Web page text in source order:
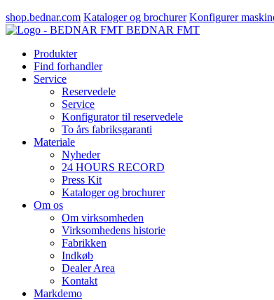
shop.bednar.com Kataloger og brochurer Konfigurer
BEDNAR FMT
Produkter
Find forhandler
Service
Reservedele
Service
Konfigurator til reservedele
To års fabriksgaranti
Materiale
Nyheder
24 HOURS RECORD
Press Kit
Kataloger og brochurer
Om os
Om virksomheden
Virksomhedens historie
Fabrikken
Indkøb
Dealer Area
Kontakt
Markdemo